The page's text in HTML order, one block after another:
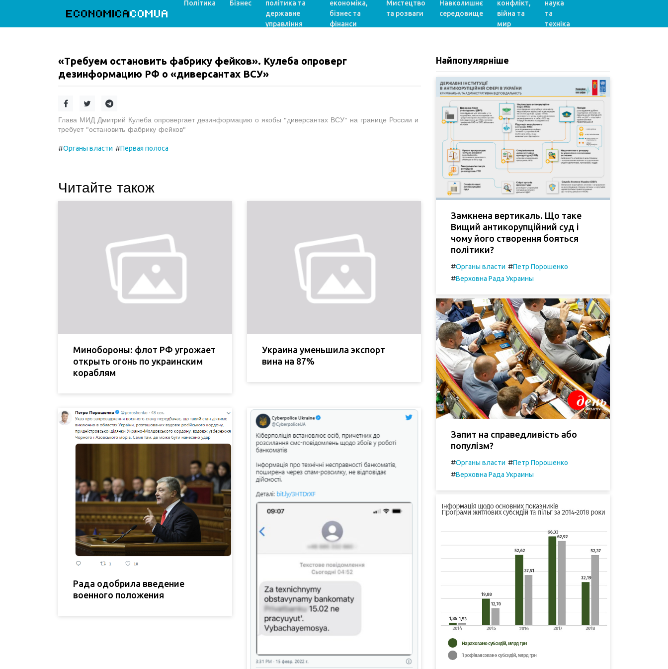
ECONOMICACOMUA
Політика Бізнес
політика та
державне
управління
економіка,
бізнес та
фінанси
Мистецтво
та розваги
Навколишнє
середовище
конфлікт,
війна та
мир
наука
та
техніка
«Требуем остановить фабрику фейков». Кулеба опроверг
дезинформацию РФ о «диверсантах ВСУ»
Глава МИД Дмитрий Кулеба опровергает дезинформацию о якобы "диверсантах ВСУ" на границе России и
требует "остановить фабрику фейков"
#Органы власти #Первая полоса
Читайте також
Минобороны: флот РФ угрожает
открыть огонь по украинским
кораблям
Украина уменьшила экспорт
вина на 87%
Рада одобрила введение
военного положения
Найпопулярніше
Замкнена вертикаль. Що таке
Вищий антикорупційний суд і
чому його створення бояться
політики?
#Органы власти #Петр Порошенко
#Верховна Рада Украины
Запит на справедливість або
популізм?
#Органы власти #Петр Порошенко
#Верховна Рада Украины